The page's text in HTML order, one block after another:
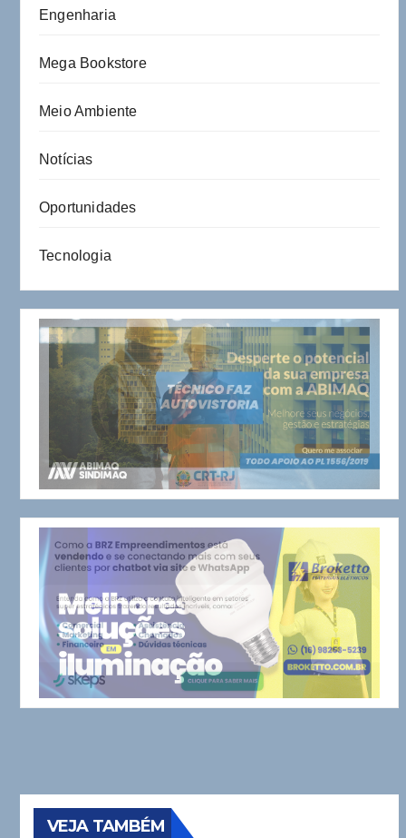
Engenharia
Mega Bookstore
Meio Ambiente
Notícias
Oportunidades
Tecnologia
VEJA TAMBÉM